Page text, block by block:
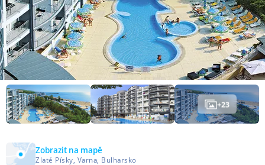
+23
Zobrazit na mapě
Zlaté Písky, Varna, Bulharsko